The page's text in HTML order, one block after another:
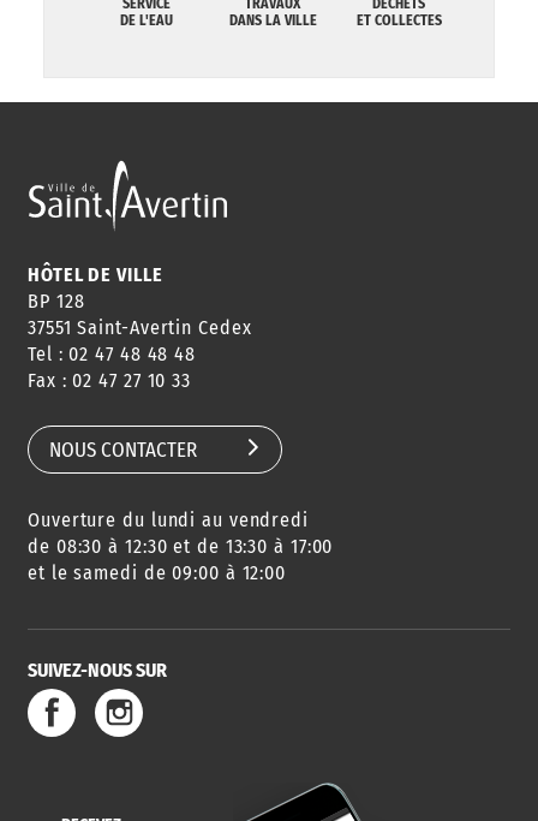
DE L'EAU
DANS LA VILLE
ET COLLECTES
HÔTEL DE VILLE
BP 128
37551 Saint-Avertin Cedex
Tel : 02 47 48 48 48
Fax : 02 47 27 10 33
NOUS CONTACTER
Ouverture du lundi au vendredi
de 08:30 à 12:30 et de 13:30 à 17:00
et le samedi de 09:00 à 12:00
SUIVEZ-NOUS SUR